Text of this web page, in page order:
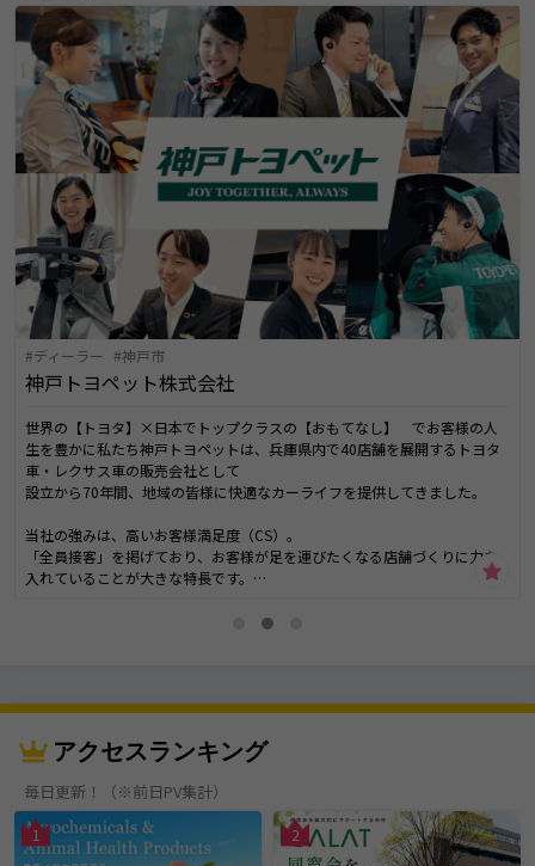
ディーラー 神戸市
神戸トヨペット株式会社
世界の【トヨタ】×日本でトップクラスの【おもてなし】 でお客様の人
生を豊かに私たち神戸トヨペットは、兵庫県内で40店舗を展開するトヨタ
車・レクサス車の販売会社として
設立から70年間、地域の皆様に快適なカーライフを提供してきました。
当社の強みは、高いお客様満足度（CS）。
「全員接客」を掲げており、お客様が足を運びたくなる店舗づくりに力を
入れていることが大きな特長です。
もちろん、お客様満足度には、従業員満足度（ES）が欠かせません。
「仕事を通じて成長したい」という想いがあれば、必ず活躍していただけ
人生で2番目に高い買い物と表現される自動車の購入に携わることのできる
感動を味わってみませんか？
アクセスランキング
毎日更新！（※前日PV集計）
1 2